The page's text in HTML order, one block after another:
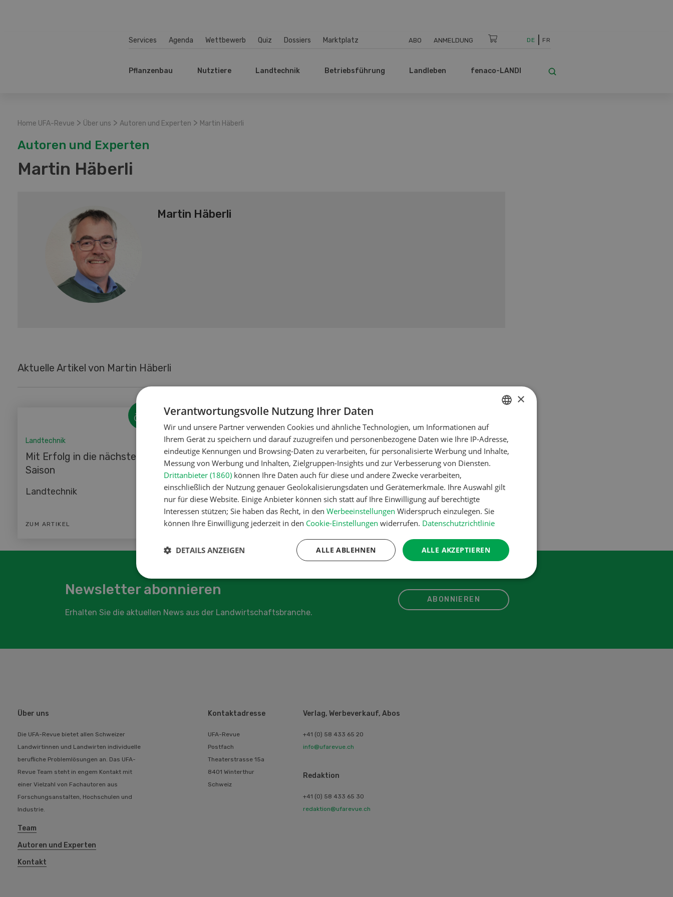
Services Agenda Wettbewerb Quiz Dossiers Marktplatz ABO ANMELDUNG DE FR
Pflanzenbau Nutztiere Landtechnik Betriebsführung Landleben fenaco-LANDI
Home UFA-Revue > Über uns > Autoren und Experten > Martin Häberli
Autoren und Experten
Martin Häberli
Martin Häberli
Aktuelle Artikel von Martin Häberli
Landtechnik
Mit Erfolg in die nächste
Saison
Landtechnik
ZUM ARTIKEL
Newsletter abonnieren
Erhalten Sie die aktuellen News aus der Landwirtschaftsbranche.
ABONNIEREN
Über uns
Die UFA-Revue bietet allen Schweizer
Landwirtinnen und Landwirten individuelle
berufliche Problemlösungen an. Das UFA-
Revue Team steht in engem Kontakt mit
einer Vielzahl von Fachautoren aus
Forschungsanstalten, Hochschulen und
Industrie.
Team
Autoren und Experten
Kontakt
Kontaktadresse
UFA-Revue
Postfach
Theaterstrasse 15a
8401 Winterthur
Schweiz
Verlag, Werbeverkauf, Abos
+41 (0) 58 433 65 20
info@ufarevue.ch
Redaktion
+41 (0) 58 433 65 30
redaktion@ufarevue.ch
FRENCH
×
Verantwortungsvolle Nutzung Ihrer Daten
Wir und unsere Partner verwenden Cookies und ähnliche Technologien, um Informationen auf
Ihrem Gerät zu speichern und darauf zuzugreifen und personenbezogene Daten wie Ihre IP-Adresse,
eindeutige Kennungen und Browsing-Daten zu verarbeiten, für personalisierte Werbung und Inhalte,
Messung von Werbung und Inhalten, Zielgruppen-Insights und zur Verbesserung von Diensten.
Drittanbieter (1860) können Ihre Daten auch für diese und andere Zwecke verarbeiten,
einschließlich der Nutzung genauer Geolokalisierungsdaten und Gerätemerkmale. Ihre Auswahl gilt
nur für diese Website. Einige Anbieter können sich statt auf Ihre Einwilligung auf berechtigte
Interessen stützen; Sie haben das Recht, in den Werbeeinstellungen Widerspruch einzulegen. Sie
können Ihre Einwilligung jederzeit in den Cookie-Einstellungen widerrufen. Datenschutzrichtlinie
ALLE AKZEPTIEREN
ALLE ABLEHNEN
DETAILS ANZEIGEN